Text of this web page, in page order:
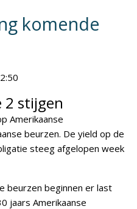
komende
2 stijgen
Amerikaanse
beurzen. De yield op de
steeg afgelopen week
beurzen beginnen er last
jaars Amerikaanse